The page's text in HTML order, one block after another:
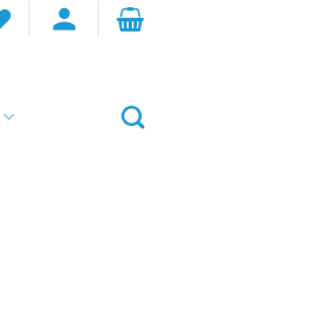
person